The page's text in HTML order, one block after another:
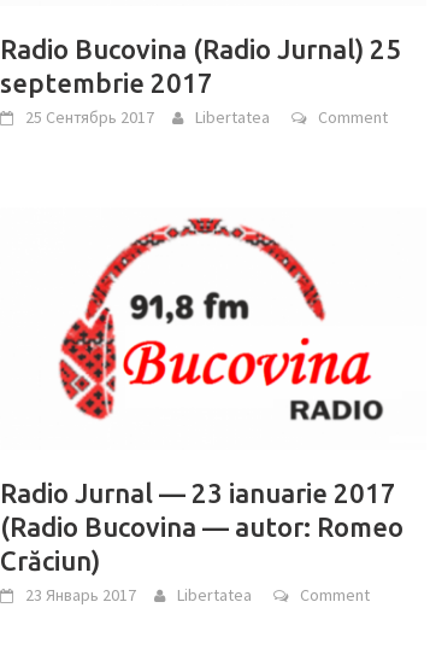
Radio Bucovina (Radio Jurnal) 25
septembrie 2017
25 Сентябрь 2017 Libertatea Comment
Radio Jurnal — 23 ianuarie 2017
(Radio Bucovina — autor: Romeo
Crăciun)
23 Январь 2017 Libertatea Comment